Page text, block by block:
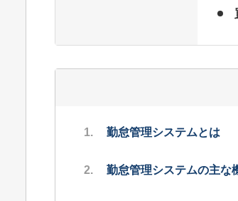
勤怠管理システムとは
勤怠管理システムの主な